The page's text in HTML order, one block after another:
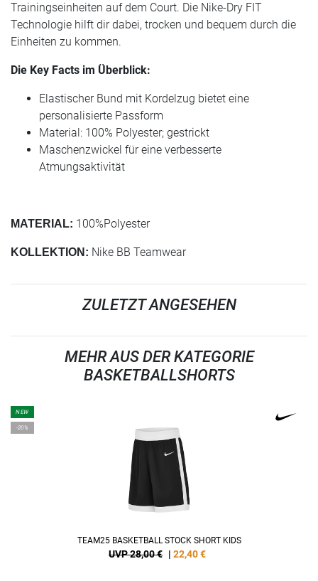
Trainingseinheiten auf dem Court. Die Nike-Dry FIT
Technologie hilft dir dabei, trocken und bequem durch die
Einheiten zu kommen.
Die Key Facts im Überblick:
Elastischer Bund mit Kordelzug bietet eine
personalisierte Passform
Material: 100% Polyester; gestrickt
Maschenzwickel für eine verbesserte
Atmungsaktivität
MATERIAL: 100%Polyester
KOLLEKTION: Nike BB Teamwear
ZULETZT ANGESEHEN
MEHR AUS DER KATEGORIE
BASKETBALLSHORTS
NEW
-20%
TEAM25 BASKETBALL STOCK SHORT KIDS
UVP 28,00 € | 22,40€